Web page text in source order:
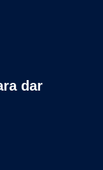
dar